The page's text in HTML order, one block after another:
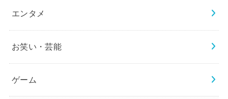
エンタメ
お笑い・芸能
ゲーム